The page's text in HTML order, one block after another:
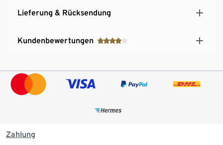
Lieferung & Rücksendung
Kundenbewertungen
Zahlung